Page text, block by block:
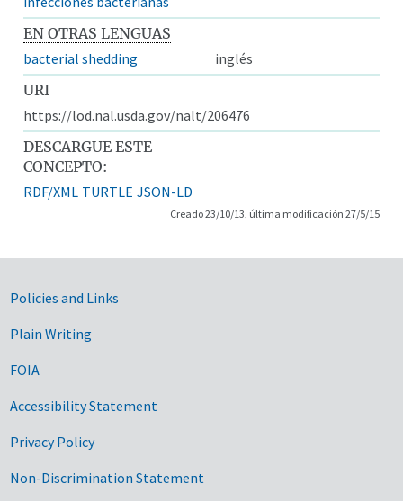
EN OTRAS LENGUAS
bacterial shedding
inglés
URI
https://lod.nal.usda.gov/nalt/206476
DESCARGUE ESTE
CONCEPTO:
RDF/XML TURTLE JSON-LD
Creado 23/10/13, última modificación 27/5/15
Government Links
Policies and Links
Plain Writing
FOIA
Accessibility Statement
Privacy Policy
Non-Discrimination Statement